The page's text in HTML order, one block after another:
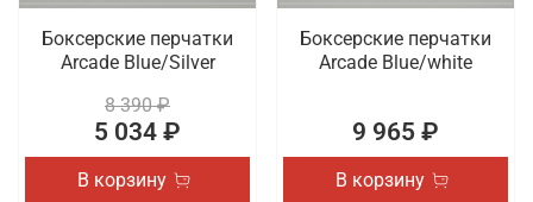
Боксерские перчатки
Arcade Blue/Silver
8 390 ₽
5 034 ₽
В корзину
Боксерские перчатки
Arcade Blue/white
9 965 ₽
В корзину